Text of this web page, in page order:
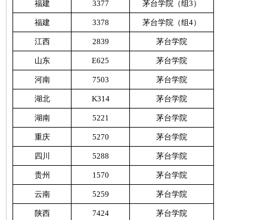
福建 3377 茅台学院（组3）
福建 3378 茅台学院（组4）
江西 2839 茅台学院
山东 E625 茅台学院
河南 7503 茅台学院
湖北 K314 茅台学院
湖南 5221 茅台学院
重庆 5270 茅台学院
四川 5288 茅台学院
贵州 1570 茅台学院
云南 5259 茅台学院
陕西 7424 茅台学院